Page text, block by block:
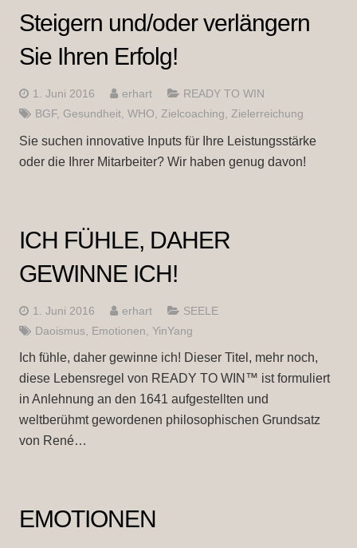
Steigern und/oder verlängern
Sie Ihren Erfolg!
1. Juni 2016 erhart
READY TO WIN
BGF, Gesundheit, WHO, Zielcoaching, Zielerreichung
Sie suchen innovative Inputs für Ihre Leistungsstärke
oder die Ihrer Mitarbeiter? Wir haben genug davon!
ICH FÜHLE, DAHER
GEWINNE ICH!
1. Juni 2016 erhart
SEELE
Daoismus, Emotionen YinYang
Ich fühle, daher gewinne ich! Dieser Titel, mehr noch,
diese Lebensregel von READY TO WIN™ ist formuliert
in Anlehnung an den 1641 aufgestellten und
weltberühmt gewordenen philosophischen Grundsatz
von René…
EMOTIONEN